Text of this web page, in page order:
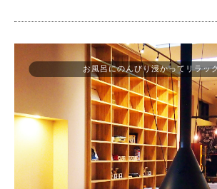
お風呂にのんびり浸かってリラッ